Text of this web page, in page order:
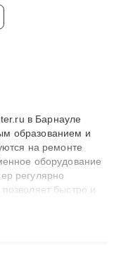
в Барнауле
образованием и
на ремонте
оборудование
регулярно
быстро и
решают